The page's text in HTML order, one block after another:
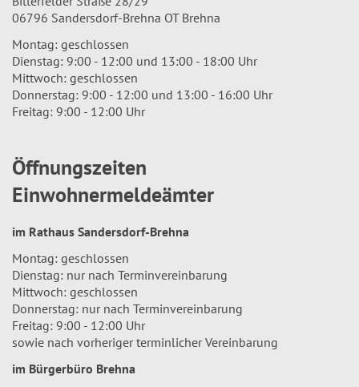
06796 Sandersdorf-Brehna OT Brehna
Montag: geschlossen
Dienstag: 9:00 - 12:00 und 13:00 - 18:00 Uhr
Mittwoch: geschlossen
Donnerstag: 9:00 - 12:00 und 13:00 - 16:00 Uhr
Freitag: 9:00 - 12:00 Uhr
Öffnungszeiten
Einwohnermeldeämter
im Rathaus Sandersdorf-Brehna
Montag: geschlossen
Dienstag: nur nach Terminvereinbarung
Mittwoch: geschlossen
Donnerstag: nur nach Terminvereinbarung
Freitag: 9:00 - 12:00 Uhr
sowie nach vorheriger terminlicher Vereinbarung
im Bürgerbüro Brehna